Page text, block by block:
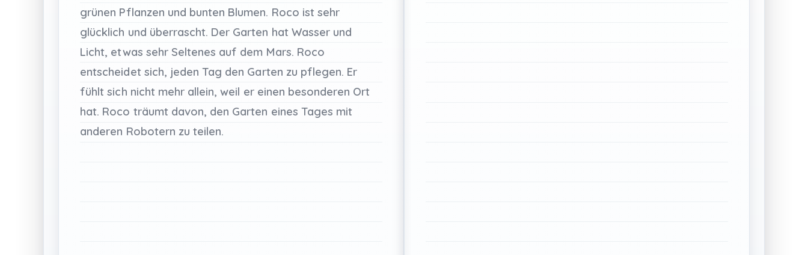
grünen Pflanzen und bunten Blumen. Roco ist sehr
glücklich und überrascht. Der Garten hat Wasser und
Licht, etwas sehr Seltenes auf dem Mars. Roco
entscheidet sich, jeden Tag den Garten zu pflegen. Er
fühlt sich nicht mehr allein, weil er einen besonderen Ort
hat. Roco träumt davon, den Garten eines Tages mit
anderen Robotern zu teilen.